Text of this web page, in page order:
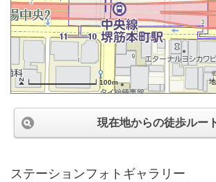
100m
現在地からの徒歩ルー
ステーションフォトギャラリー